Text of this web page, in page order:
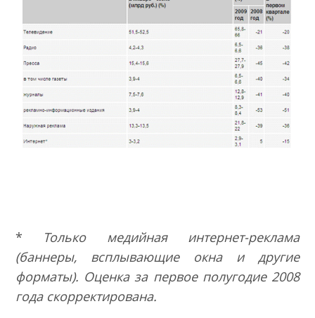
*
Только медийная интернет-реклама
(баннеры, всплывающие окна и другие
форматы). Оценка за первое полугодие 2008
года скорректирована.